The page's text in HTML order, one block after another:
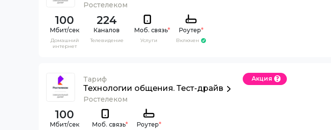
Ростелеком
100
Домашний
интернет
224
Каналов
Телевидение
Моб. связь*
Услуги
Роутер*
Включен
Тариф
Технологии общения. Тест-драйв
Ростелеком
Акция
100
Моб. связь* Роутер*